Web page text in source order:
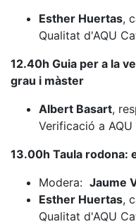
Esther Huertas,
Qualitat d'AQU
12.40h Guia per a la
grau i màster
Albert Basart,
Verificació a AQU
13.00h Taula rodona:
Modera: Jaume
Esther Huertas,
Qualitat d'AQU